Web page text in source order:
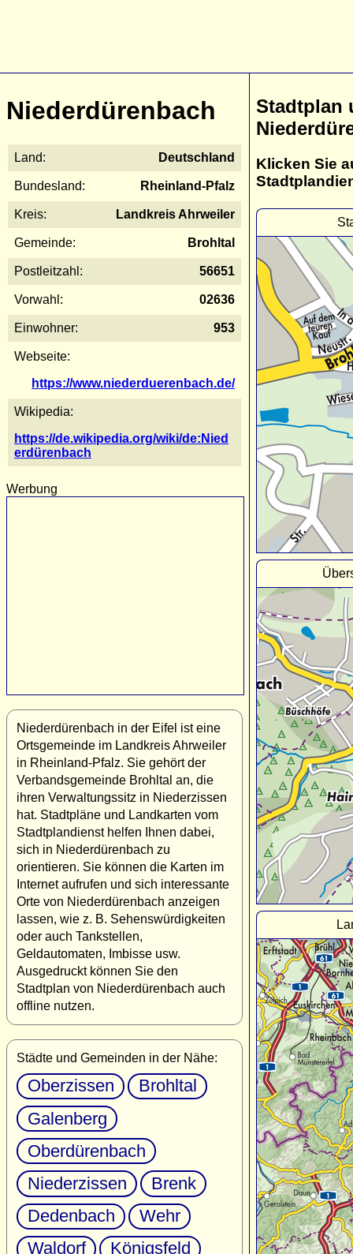
Niederdürenbach
Land: Deutschland
Bundesland: Rheinland-Pfalz
Kreis: Landkreis Ahrweiler
Gemeinde: Brohltal
Postleitzahl: 56651
Vorwahl: 02636
Einwohner: 953
Webseite:
https://www.niederduerenbach.de/
Wikipedia:
https://de.wikipedia.org/wiki/de:Nied
erdürenbach
Werbung
Niederdürenbach in der Eifel ist eine
Ortsgemeinde im Landkreis Ahrweiler
in Rheinland-Pfalz. Sie gehört der
Verbandsgemeinde Brohltal an, die
ihren Verwaltungssitz in Niederzissen
hat. Stadtpläne und Landkarten vom
Stadtplandienst helfen Ihnen dabei,
sich in Niederdürenbach zu
orientieren. Sie können die Karten im
Internet aufrufen und sich interessante
Orte von Niederdürenbach anzeigen
lassen, wie z. B. Sehenswürdigkeiten
oder auch Tankstellen,
Geldautomaten, Imbisse usw.
Ausgedruckt können Sie den
Stadtplan von Niederdürenbach auch
offline nutzen.
Städte und Gemeinden in der Nähe:
Oberzissen
Brohltal
Galenberg
Oberdürenbach
Niederzissen
Brenk
Dedenbach
Wehr
Waldorf
Königsfeld
Stadtplan
Klicken Sie